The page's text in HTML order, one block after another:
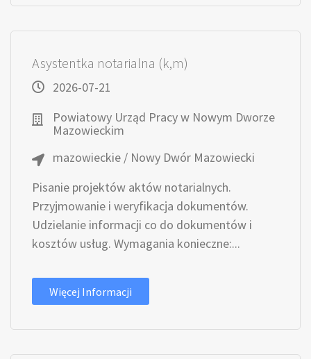
Asystentka notarialna (k,m)
2026-07-21
Powiatowy Urząd Pracy w Nowym Dworze
Mazowieckim
mazowieckie / Nowy Dwór Mazowiecki
Pisanie projektów aktów notarialnych.
Przyjmowanie i weryfikacja dokumentów.
Udzielanie informacji co do dokumentów i
kosztów usług. Wymagania konieczne:...
Więcej Informacji